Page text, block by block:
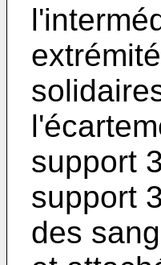
support
support
des